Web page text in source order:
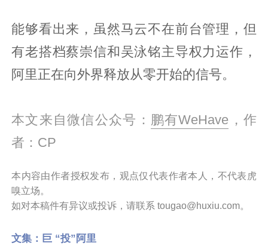
能够看出来，虽然马云不在前台管理，但
有老搭档蔡崇信和吴泳铭主导权力运作，
阿里正在向外界释放从零开始的信号。
本文来自微信公众号： 鹏有WeHave ，作
者：CP
本内容由作者授权发布，观点仅代表作者本人，不代表虎
嗅立场。
如对本稿件有异议或投诉，请联系 tougao@huxiu.com。
文集： 巨 “投”阿里